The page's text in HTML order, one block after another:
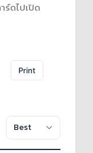
ร์ดไปเปิด
Print